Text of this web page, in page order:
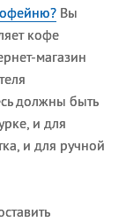
Вы
кофе
магазин
должны быть
и для
и для ручной